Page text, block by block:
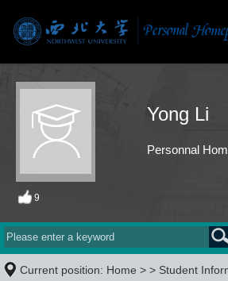
Yong Li
Personnal
9
Current position: Home > > Student